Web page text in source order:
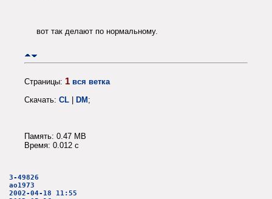
вот так делают по нормальному.
Страницы: 1 вся ветка
Скачать: CL DM ;
Память: 0.47 MB
Время: 0.012 c
3-49826
ao1973
2002-04-18 11:55